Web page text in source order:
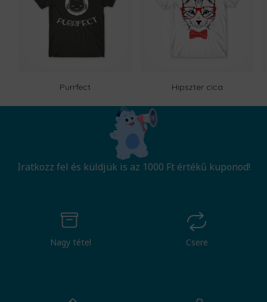
Purrfect Hipszter cica
Iratkozz fel és küldjük is az 1000 Ft értékű kuponod!
Nagy tétel Csere